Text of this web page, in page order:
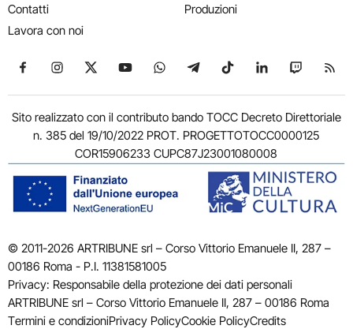
Contatti
Lavora con noi
Produzioni
Seguici su Facebook
Seguici su Instagram
Seguici su X
Seguici su YouTube
Seguici su WhatsApp
Seguici su Telegram
Seguici su TikTok
Seguici su
Seguici
Sito realizzato con il contributo bando TOCC Decreto Direttoriale
n. 385 del 19/10/2022 PROT. PROGETTOTOCC0000125
COR15906233 CUPC87J23001080008
© 2011-2026 ARTRIBUNE srl – Corso Vittorio Emanuele II, 287 –
00186 Roma - P.I. 11381581005
Privacy: Responsabile della protezione dei dati personali
ARTRIBUNE srl – Corso Vittorio Emanuele II, 287 – 00186 Roma
Termini e condizioniPrivacy PolicyCookie PolicyCredits